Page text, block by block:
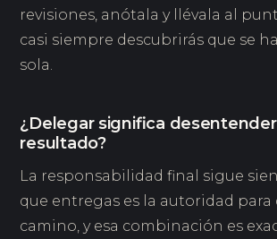
revisiones, anótala y llévala al
casi siempre descubrirás que se
sola.
¿Delegar significa
resultado?
La responsabilidad final sigue
que entregas es la autoridad para
camino, y esa combinación es